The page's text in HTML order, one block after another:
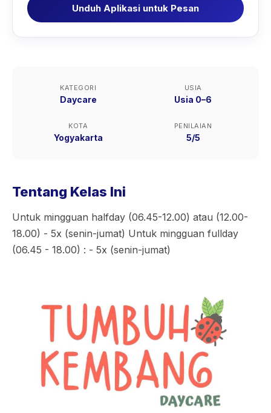
Unduh Aplikasi untuk Pesan
KATEGORI
Daycare
USIA
Usia 0–6
KOTA
Yogyakarta
PENILAIAN
5/5
Tentang Kelas Ini
Untuk mingguan halfday (06.45-12.00) atau (12.00-
18.00) - 5x (senin-jumat) Untuk mingguan fullday
(06.45 - 18.00) : - 5x (senin-jumat)